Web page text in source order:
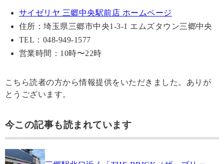
サイゼリヤ 三郷中央駅前店 ホームページ
住所：埼玉県三郷市中央1-3-1 エムズタウン三郷中央
TEL：048-949-1577
営業時間：10時〜22時
こちら読者の方から情報提供をいただきました。ありが
とうございます。
今この記事も読まれています